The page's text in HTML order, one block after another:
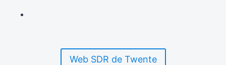
Web SDR de Twente